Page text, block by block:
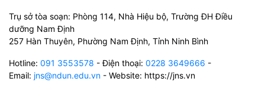
Trụ sở tòa soạn: Phòng 114, Nhà Hiệu bộ, Trường ĐH Điều
dưỡng Nam Định
257 Hàn Thuyên, Phường Nam Định, Tỉnh Ninh Bình
Hotline: 091 3553578 - Điện thoại: 0228 3649666 -
Email: jns@ndun.edu.vn - Website: https://jns.vn